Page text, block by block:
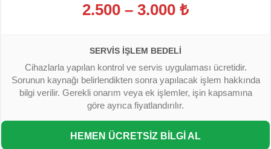
2.500 – 3.000 ₺
SERVIS İŞLEM BEDELI
Cihazlarla yapılan kontrol ve servis uygulaması ücretidir.
Sorunun kaynağı belirlendikten sonra yapılacak işlem hakkında
bilgi verilir. Gerekli onarım veya ek işlemler, işin kapsamına
göre ayrıca fiyatlandırılır.
HEMEN ÜCRETSİZ BİLGİ AL